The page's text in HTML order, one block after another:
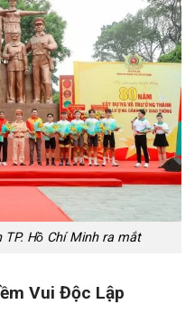
TP. Hồ Chí Minh ra mắt
Vui Độc Lập